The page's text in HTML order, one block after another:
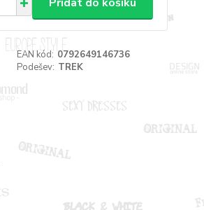
EAN kód: 0792649146736
Podešev: TREK